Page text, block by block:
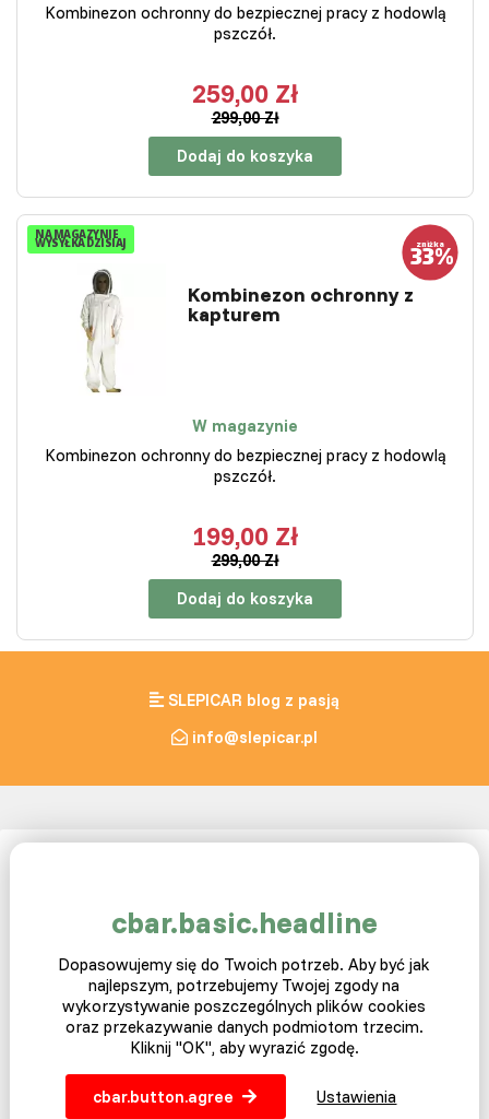
Kombinezon ochronny do bezpiecznej pracy z hodowlą
pszczół.
259,00 Zł
299,00 Zł
Dodaj do koszyka
NA MAGAZYNIE
WYSYŁKA DZISIAJ
Kombinezon ochronny z
kapturem
W magazynie
Kombinezon ochronny do bezpiecznej pracy z hodowlą
pszczół.
199,00 Zł
299,00 Zł
Dodaj do koszyka
SLEPICAR blog z pasją
info@slepicar.pl
O nas
Republice. To trochę niewiarygodne dla niektórych może
trochę śmieszne ale jednego dnia przyszedł nam do
głowy pomysł sprzedaży żywego drobiu za
pośrednictwem internetu. Masz cel znajdziesz drogę i tak
z pomysłu pojawił się projekt a z projektu e-shop. Na
dzień dzisiejszy jesteśmy mistrzami w tej kategorii.
Jednak z upływem czasu postanowiliśmy rozwinąć nasz
cbar.basic.headline
Dopasowujemy się do Twoich potrzeb. Aby być jak
najlepszym, potrzebujemy Twojej zgody na
wykorzystywanie poszczególnych plików cookies
oraz przekazywanie danych podmiotom trzecim.
Kliknij "OK", aby wyrazić zgodę.
cbar.button.agree Ustawienia